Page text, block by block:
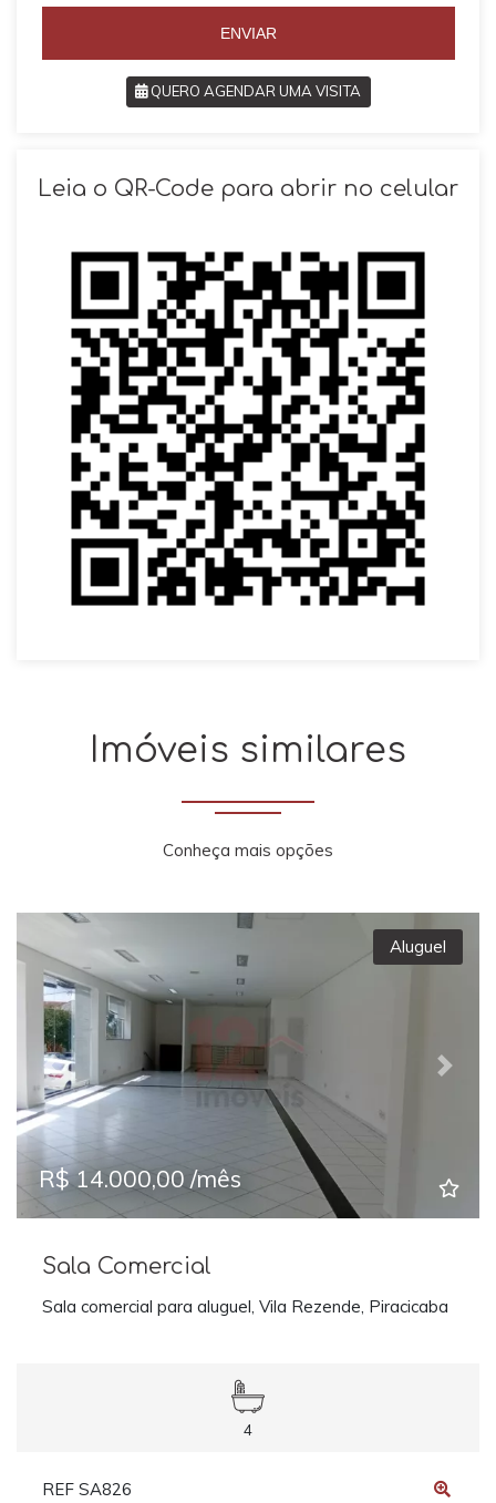
5
ENVIAR
QUERO AGENDAR UMA VISITA
Leia o QR-Code para abrir no celular
Imóveis similares
Conheça mais opções
Previous Next
Aluguel
R$ 14.000,00 /mês
Sala Comercial
Sala comercial para aluguel, Vila Rezende, Piracicaba
4
REF SA826